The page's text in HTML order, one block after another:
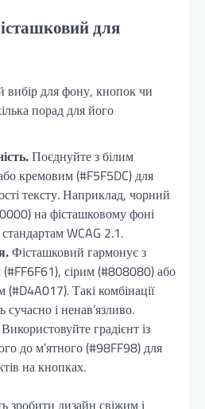
для
для фону, кнопок чи
порад для його
Поєднуйте з білим
кремовим (#F5F5DC) для
тексту. Наприклад, чорний
на фісташковому фоні
стандартам WCAG 2.1.
Фісташковий гармонує з
сірим (#808080) або
(#D4A017). Такі комбінації
сучасно і ненав’язливо.
Використовуйте градієнт із
до м’ятного (#98FF98) для
на кнопках.